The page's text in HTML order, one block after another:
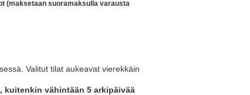
(maksetaan suoramaksulla varausta
Valitut tilat aukeavat vierekkäin
kuitenkin vähintään 5 arkipäivää